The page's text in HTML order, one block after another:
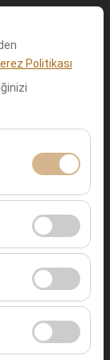
Politikası
Devre
sayısı,
sürekli